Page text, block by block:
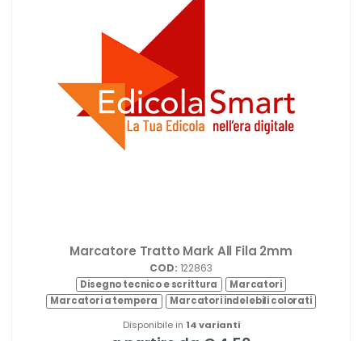
Marcatore Tratto Mark All Fila 2mm
COD: 122863
Disegno tecnico e scrittura
Marcatori
Marcatori a tempera
Marcatori indelebili colorati
Disponibile in 14 varianti